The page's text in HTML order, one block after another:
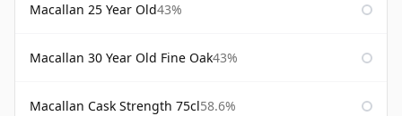
Macallan 25 Year Old43%
Macallan 30 Year Old Fine Oak43%
Macallan Cask Strength 75cl58.6%